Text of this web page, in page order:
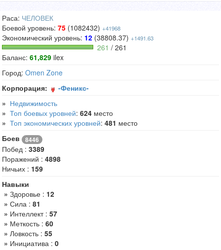
Раса: ЧЕЛОВЕК
Боевой уровень: 75 (1082432) +41968
Экономический уровень: 12 (38808.37) +1491.63
261 / 261
Баланс: 61,829 ilex
Город: Omen Zone
Корпорация:
-Феникс-
» Недвижимость
» Топ боевых уровней: 624 место
» Топ экономических уровней: 481 место
Боев
8446
Побед : 3389
Поражений : 4898
Ничьих : 159
Навыки
» Здоровье : 12
» Сила : 81
» Интеллект : 57
» Меткость : 60
» Ловкость : 55
» Инициатива : 0